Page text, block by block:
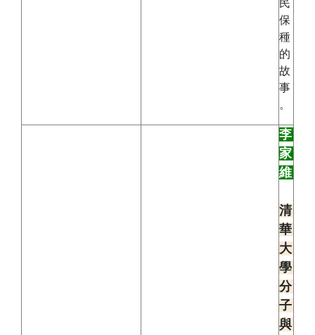
民
保
種
的
故
事
。
李
家
維
清
華
大
學
分
子
與